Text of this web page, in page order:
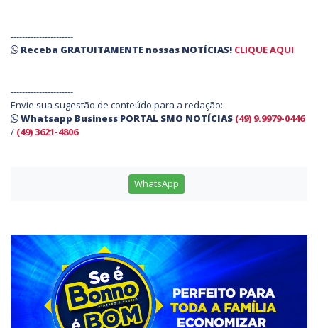
----------------------
Receba GRATUITAMENTE nossas NOTÍCIAS! CLIQUE AQUI
----------------------
Envie sua sugestão de conteúdo para a redação:
Whatsapp Business PORTAL SMO NOTÍCIAS (49) 9.9979-0446
/ (49) 3621-4806
WhatsApp